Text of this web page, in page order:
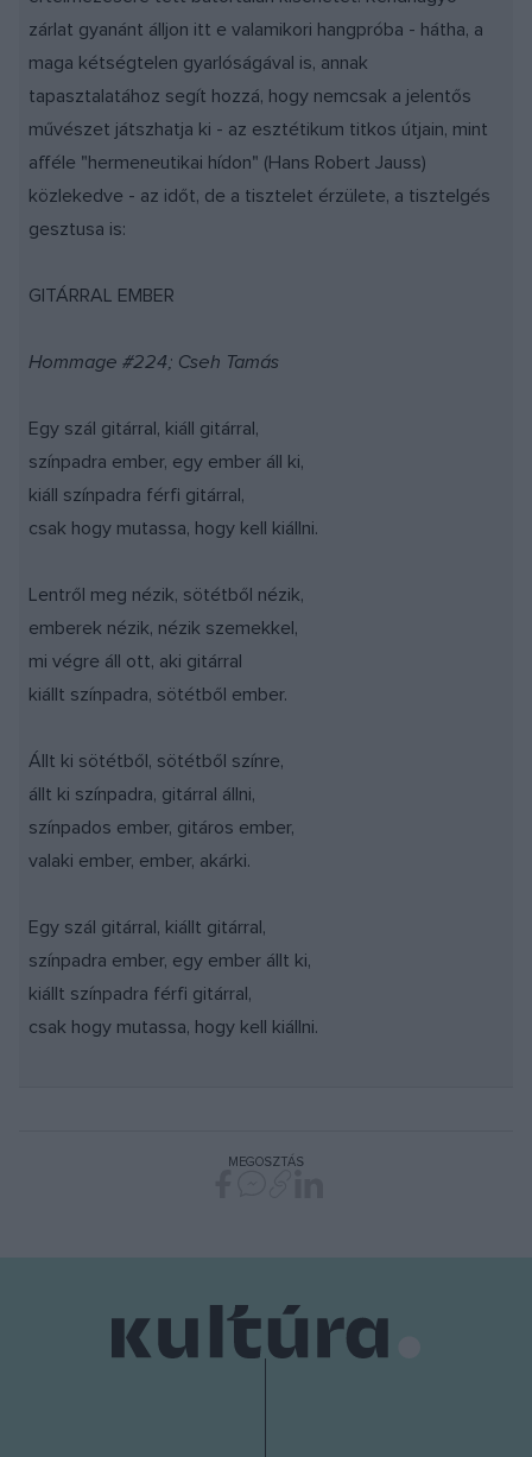
zárlat gyanánt álljon itt e valamikori hangpróba - hátha, a
maga kétségtelen gyarlóságával is, annak
tapasztalatához segít hozzá, hogy nemcsak a jelentős
művészet játszhatja ki - az esztétikum titkos útjain, mint
afféle "hermeneutikai hídon" (Hans Robert Jauss)
közlekedve - az időt, de a tisztelet érzülete, a tisztelgés
gesztusa is:
GITÁRRAL EMBER
Hommage #224; Cseh Tamás
Egy szál gitárral, kiáll gitárral,
színpadra ember, egy ember áll ki,
kiáll színpadra férfi gitárral,
csak hogy mutassa, hogy kell kiállni.
Lentről meg nézik, sötétből nézik,
emberek nézik, nézik szemekkel,
mi végre áll ott, aki gitárral
kiállt színpadra, sötétből ember.
Állt ki sötétből, sötétből színre,
állt ki színpadra, gitárral állni,
színpados ember, gitáros ember,
valaki ember, ember, akárki.
Egy szál gitárral, kiállt gitárral,
színpadra ember, egy ember állt ki,
kiállt színpadra férfi gitárral,
csak hogy mutassa, hogy kell kiállni.
MEGOSZTÁS